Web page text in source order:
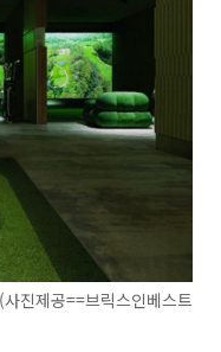
진제공==브릭스인베스트